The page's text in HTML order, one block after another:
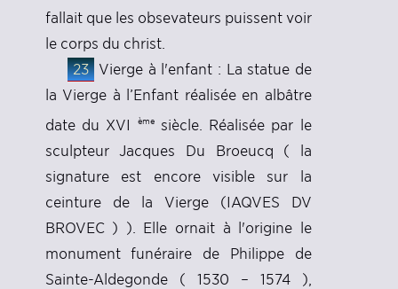
fallait que les obsevateurs puissent voir
le corps du christ.
23 Vierge à l'enfant : La statue de
la Vierge à l’Enfant réalisée en albâtre
date du XVI
èmesiècle. Réalisée par le
sculpteur Jacques Du Broeucq ( la
signature est encore visible sur la
ceinture de la Vierge (IAQVES DV
BROVEC ) ). Elle ornait à l'origine le
monument funéraire de Philippe de
Sainte-Aldegonde ( 1530 – 1574 ),